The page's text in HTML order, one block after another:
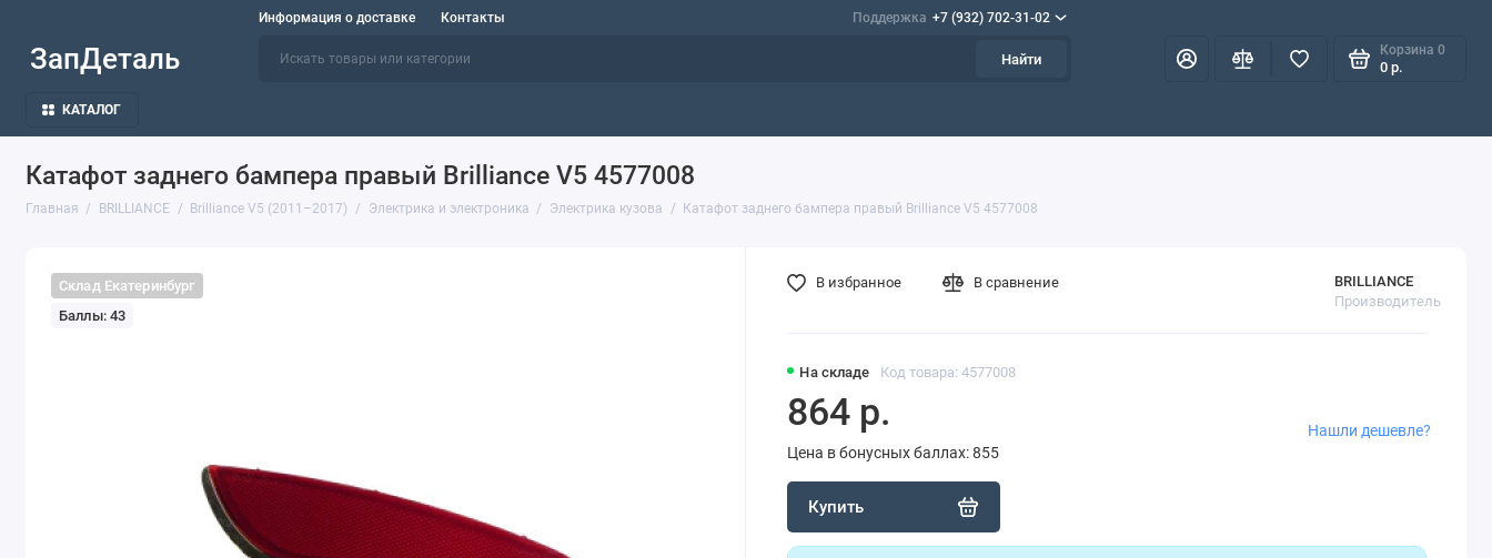
Информация о доставке Контакты Поддержка +7 (932) 702-31-02
ЗапДеталь Найти
Корзина 0
0 р.
КАТАЛОГ
Катафот заднего бампера правый Brilliance V5 4577008
Главная BRILLIANCE Brilliance V5 (2011–2017) Электрика и электроника Электрика кузова Катафот заднего бампера правый Brilliance V5 4577008
Склад Екатеринбург
Баллы: 43
На складе Код товара: 4577008
BRILLIANCE
Производитель
864 р.
Цена в бонусных баллах: 855
Купить
Нашли дешевле?
В избранное В сравнение